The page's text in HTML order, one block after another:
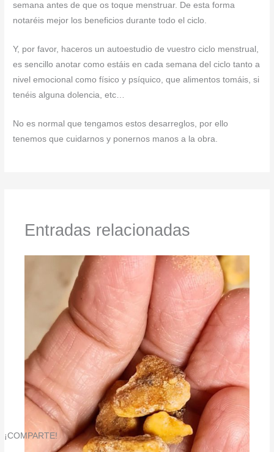
semana antes de que os toque menstruar. De esta forma
notaréis mejor los beneficios durante todo el ciclo.
Y, por favor, haceros un autoestudio de vuestro ciclo menstrual,
es sencillo anotar como estáis en cada semana del ciclo tanto a
nivel emocional como físico y psíquico, que alimentos tomáis, si
tenéis alguna dolencia, etc…
No es normal que tengamos estos desarreglos, por ello
tenemos que cuidarnos y ponernos manos a la obra.
¡COMPARTE!
Entradas relacionadas